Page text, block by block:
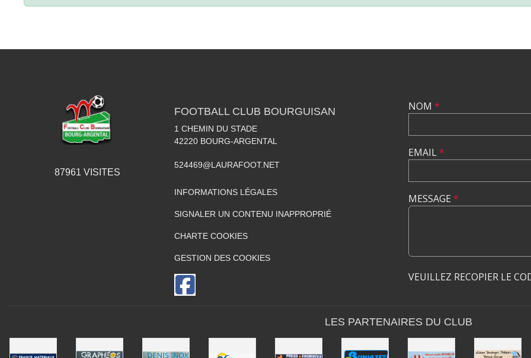
87961 VISITES
FOOTBALL CLUB BOURGUISAN
1 CHEMIN DU STADE
42220 BOURG-ARGENTAL
524469@LAURAFOOT.NET
INFORMATIONS LÉGALES
SIGNALER UN CONTENU INAPPROPRIÉ
CHARTE COOKIES
GESTION DES COOKIES
NOM *
EMAIL*
MESSAGE *
VEUILLEZ RECOPIER LE
LES PARTENAIRES DU CLUB